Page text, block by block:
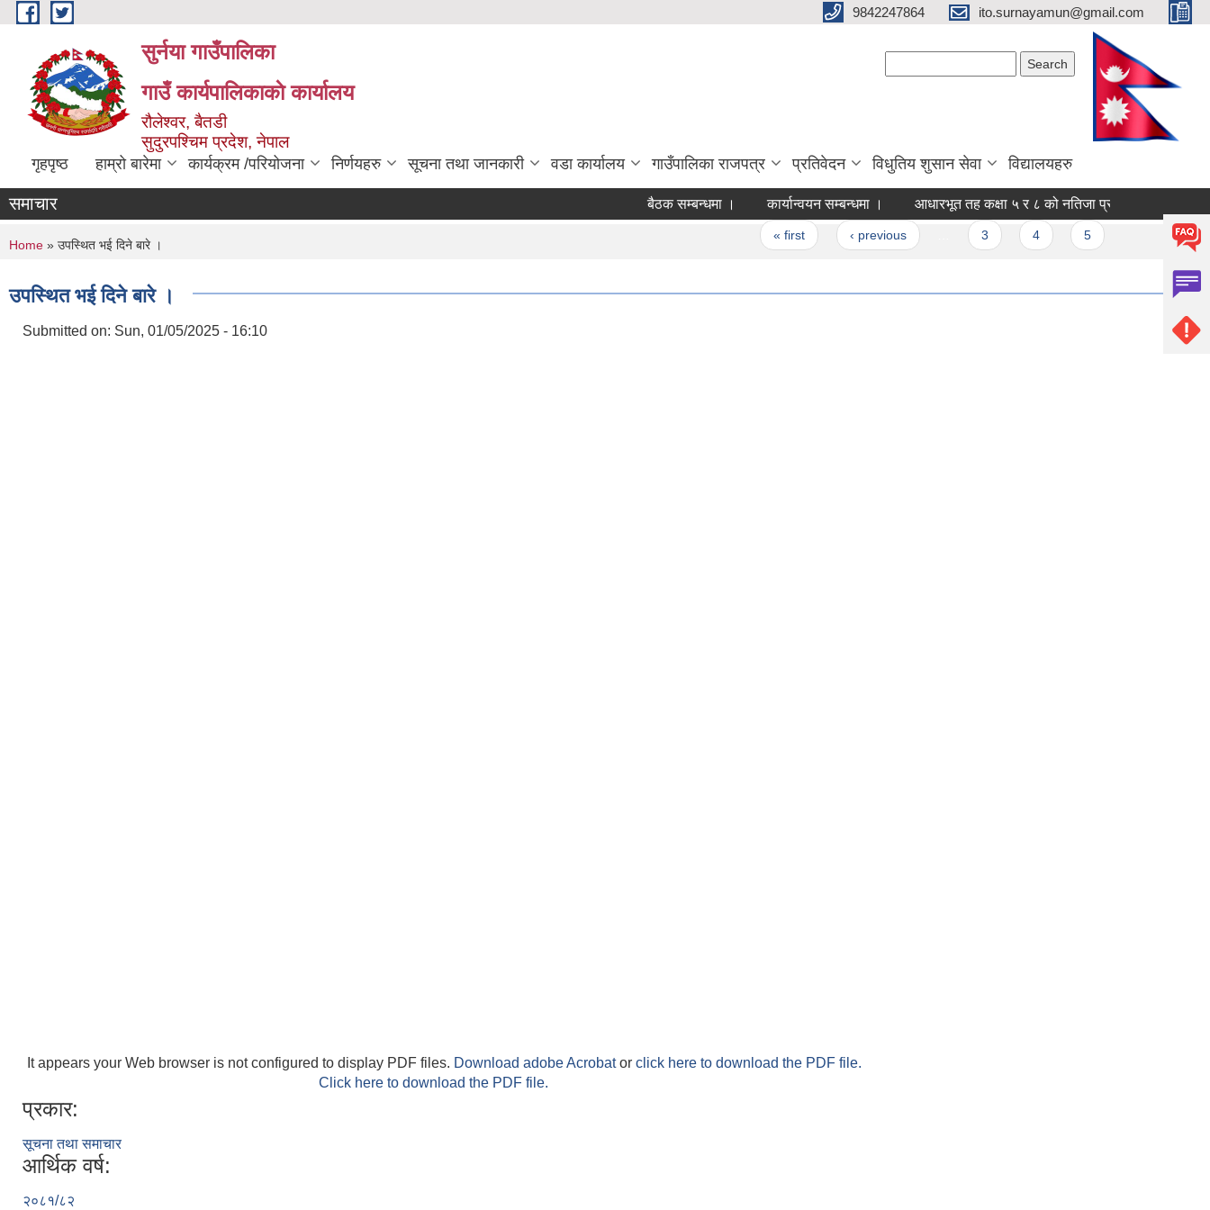
Skip to main content 9842247864 ito.surnayamun@gmail.com
सुर्नया गाउँपालिका
गाउँ कार्यपालिकाकाे कार्यालय
रौलेश्वर, बैतडी
सुदुरपश्चिम प्रदेश, नेपाल
गृहपृष्ठ हाम्रो बारेमा कार्यक्रम /परियोजना निर्णयहरु सूचना तथा जानकारी वडा कार्यालय गाउँपालिका राजपत्र प्रतिवेदन विधुतिय शुसान सेवा विद्यालयहरु
समाचार बैठक सम्बन्धमा । कार्यान्वयन सम्बन्धमा । आधारभूत तह कक्षा ५ र ८ को नतिजा प्रकाशन सम्बन्धमा ।
« first ‹ previous 8
You are here
Home » उपस्थित भई दिने बारे ।
उपस्थित भई दिने बारे ।
Submitted on: Sun, 01/05/2025 - 16:10
It appears your Web browser is not configured to display PDF files. Download adobe Acrobator click here to download the PDF file.
Click here to download the PDF file.
प्रकार:
सूचना तथा समाचार
आर्थिक वर्ष:
२०८१/८२